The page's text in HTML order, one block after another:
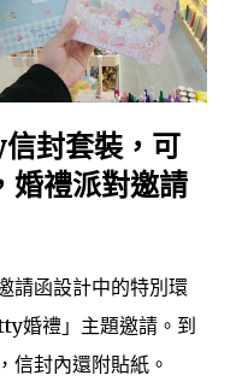
封套裝，可
婚禮派對邀請
請函設計中的特別環
婚禮」主題邀請。到
信封內還附貼紙。